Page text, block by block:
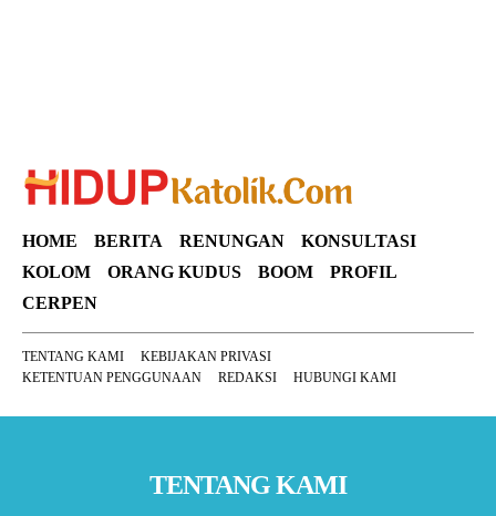
HOME BERITA RENUNGAN
KONSULTASI
KOLOM
ORANG KUDUS BOOM
PROFIL
CERPEN
TENTANG KAMI
KEBIJAKAN PRIVASI
KETENTUAN PENGGUNAAN
REDAKSI HUBUNGI KAMI
TENTANG KAMI